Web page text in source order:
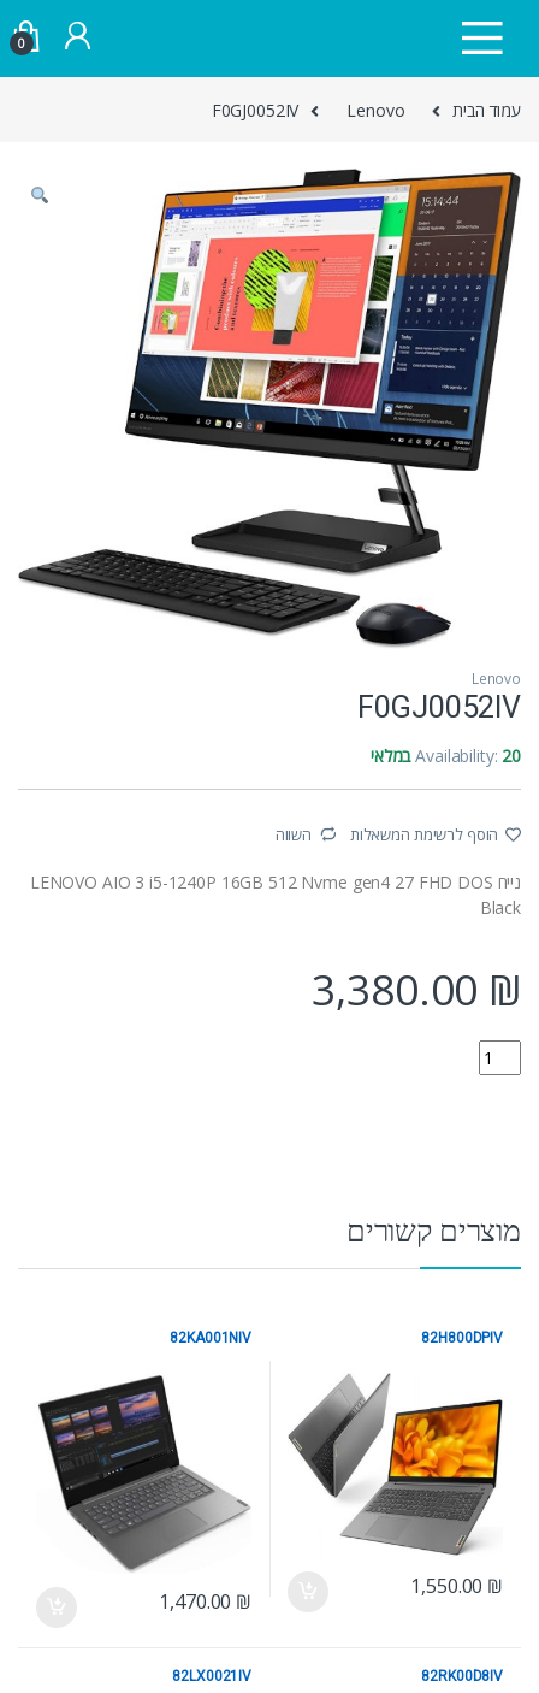
0
עמוד הבית Lenovo
F0GJ0052IV
Lenovo
F0GJ0052IV
Availability: 20 במלאי
הוסף לרשימת המשאלות השווה
נייח LENOVO AIO 3 i5-1240P 16GB 512 Nvme gen4 27 FHD DOS
Black
3,380.00 ₪
F0GJ0052IV quantity
מוצרים קשורים
82H800DPIV
1,550.00 ₪
82KA001NIV
1,470.00 ₪
82RK00D8IV
82LX0021IV